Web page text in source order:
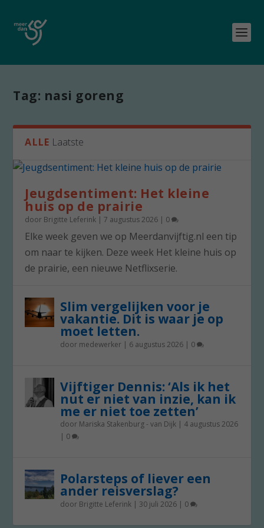
Tag: nasi goreng
ALLE Laatste
Jeugdsentiment: Het kleine
huis op de prairie
door Brigitte Leferink |7 augustus 2026 | 0
Elke week geven we op Meerdanvijftig.nl een tip
om naar te kijken. Deze week Het kleine huis op
de prairie, een nieuwe Netflixserie.
Slim vergelijken voor je
vakantie. Dit is waar je op
moet letten.
door medewerker | 6 augustus 2026 | 0
Vijftiger Dennis: ‘Als ik het
nut er niet van inzie, kan ik
me er niet toe zetten’
door Mariska Stakenburg - van Dijk | 4 augustus 2026
| 0
Polarsteps of liever een
ander reisverslag?
door Brigitte Leferink | 30 juli 2026 | 0